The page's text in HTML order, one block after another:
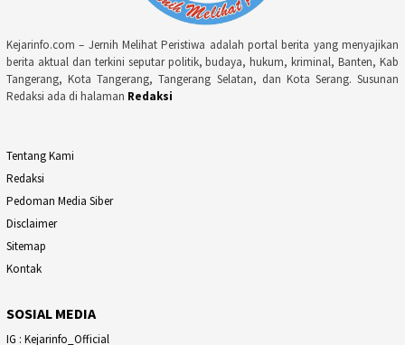
Kejarinfo.com – Jernih Melihat Peristiwa adalah portal berita yang menyajikan
berita aktual dan terkini seputar politik, budaya, hukum, kriminal, Banten, Kab
Tangerang, Kota Tangerang, Tangerang Selatan, dan Kota Serang. Susunan
Redaksi ada di halaman Redaksi
Tentang Kami
Redaksi
Pedoman Media Siber
Disclaimer
Sitemap
Kontak
SOSIAL MEDIA
IG : Kejarinfo_Official